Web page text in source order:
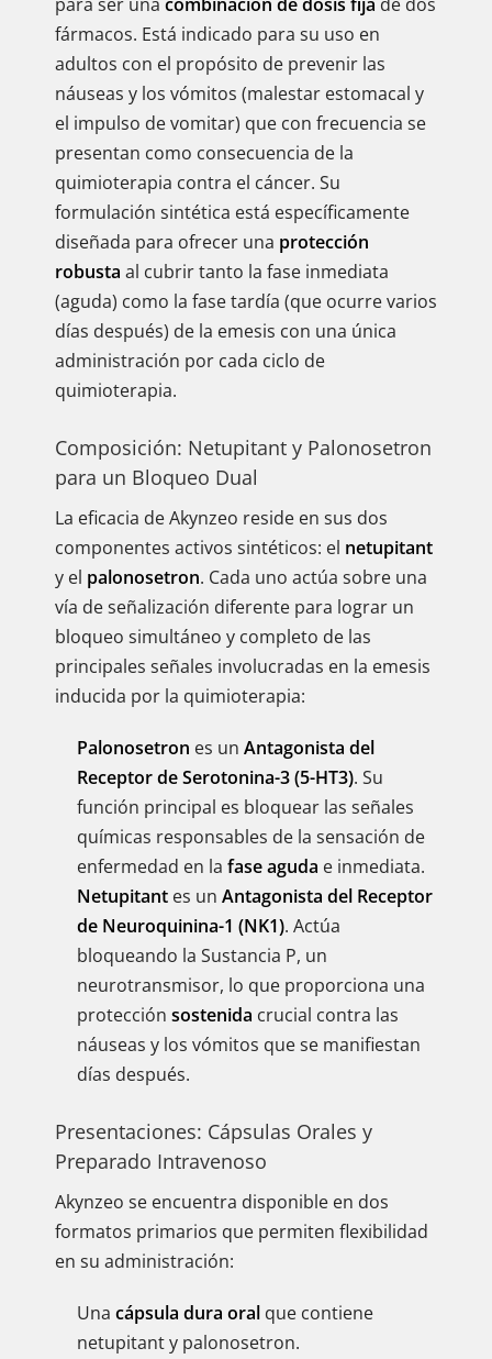
fármacos. Está indicado para su uso en
adultos con el propósito de prevenir las
náuseas y los vómitos (malestar estomacal y
el impulso de vomitar) que con frecuencia se
presentan como consecuencia de la
quimioterapia contra el cáncer. Su
formulación sintética está específicamente
diseñada para ofrecer una protección
robusta al cubrir tanto la fase inmediata
(aguda) como la fase tardía (que ocurre varios
días después) de la emesis con una única
administración por cada ciclo de
quimioterapia.
Composición: Netupitant y Palonosetron
para un Bloqueo Dual
La eficacia de Akynzeo reside en sus dos
componentes activos sintéticos: el netupitant
y el palonosetron. Cada uno actúa sobre una
vía de señalización diferente para lograr un
bloqueo simultáneo y completo de las
principales señales involucradas en la emesis
inducida por la quimioterapia:
Palonosetron es un Antagonista del
Receptor de Serotonina-3 (5-HT3). Su
función principal es bloquear las señales
químicas responsables de la sensación de
enfermedad en la fase aguda e inmediata.
Netupitant es un Antagonista del Receptor
de Neuroquinina-1 (NK1). Actúa
bloqueando la Sustancia P, un
neurotransmisor, lo que proporciona una
protección sostenida crucial contra las
náuseas y los vómitos que se manifiestan
días después.
Presentaciones: Cápsulas Orales y
Preparado Intravenoso
Akynzeo se encuentra disponible en dos
formatos primarios que permiten flexibilidad
en su administración:
Una cápsula dura oral que contiene
netupitant y palonosetron.